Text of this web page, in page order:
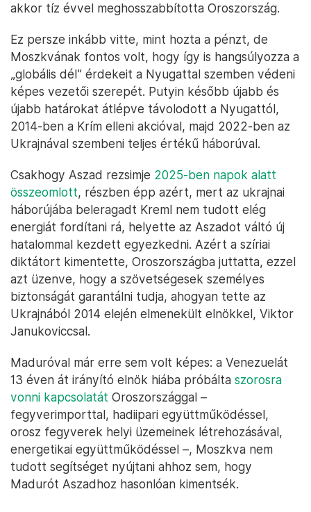
akkor tíz évvel meghosszabbította Oroszország.
Ez persze inkább vitte, mint hozta a pénzt, de
Moszkvának fontos volt, hogy így is hangsúlyozza a
„globális dél” érdekeit a Nyugattal szemben védeni
képes vezetői szerepét. Putyin később újabb és
újabb határokat átlépve távolodott a Nyugattól,
2014-ben a Krím elleni akcióval, majd 2022-ben az
Ukrajnával szembeni teljes értékű háborúval.
Csakhogy Aszad rezsimje 2025-ben napok alatt
összeomlott, részben épp azért, mert az ukrajnai
háborújába beleragadt Kreml nem tudott elég
energiát fordítani rá, helyette az Aszadot váltó új
hatalommal kezdett egyezkedni. Azért a szíriai
diktátort kimentette, Oroszországba juttatta, ezzel
azt üzenve, hogy a szövetségesek személyes
biztonságát garantálni tudja, ahogyan tette az
Ukrajnából 2014 elején elmenekült elnökkel, Viktor
Janukoviccsal.
Maduróval már erre sem volt képes: a Venezuelát
13 éven át irányító elnök hiába próbálta szorosra
vonni kapcsolatát Oroszországgal –
fegyverimporttal, hadiipari együttműködéssel,
orosz fegyverek helyi üzemeinek létrehozásával,
energetikai együttműködéssel –, Moszkva nem
tudott segítséget nyújtani ahhoz sem, hogy
Madurót Aszadhoz hasonlóan kimentsék.